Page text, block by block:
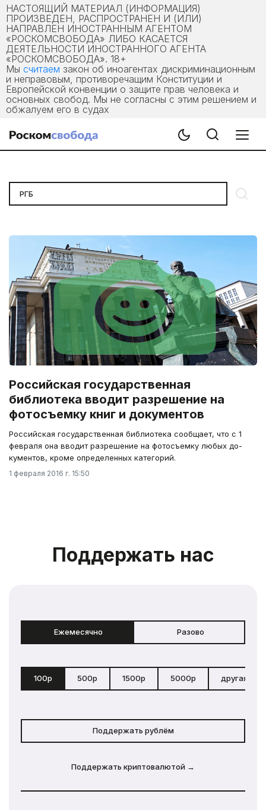
НАСТОЯЩИЙ МАТЕРИАЛ (ИНФОРМАЦИЯ)
ПРОИЗВЕДЕН, РАСПРОСТРАНЕН И (ИЛИ)
НАПРАВЛЕН ИНОСТРАННЫМ АГЕНТОМ
«РОСКОМСВОБОДА» ЛИБО КАСАЕТСЯ
ДЕЯТЕЛЬНОСТИ ИНОСТРАННОГО АГЕНТА
«РОСКОМСВОБОДА». 18+
Мы считаем закон об иноагентах дискриминационным
и неправовым, противоречащим Конституции и
Европейской конвенции о защите прав человека и
основных свобод. Мы не согласны с этим решением и
обжалуем его в судах
Российская государственная
библиотека вводит разрешение на
фотосъемку книг и документов
Российская государственная библиотека сообщает, что с 1
февраля она вводит разрешение на фотосъемку любых до­
кумен­тов, кроме определенных категорий.
1 февраля 2016 г. 15:50
Поддержать нас
Ежемесячно Разово
100р 500р 1500р 5000р другая
Поддержать рублём
Поддержать криптовалютой →